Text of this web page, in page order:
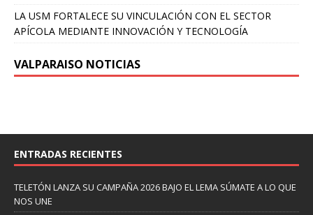
LA USM FORTALECE SU VINCULACIÓN CON EL SECTOR
APÍCOLA MEDIANTE INNOVACIÓN Y TECNOLOGÍA
VALPARAISO NOTICIAS
ENTRADAS RECIENTES
TELETÓN LANZA SU CAMPAÑA 2026 BAJO EL LEMA SÚMATE A LO QUE
NOS UNE